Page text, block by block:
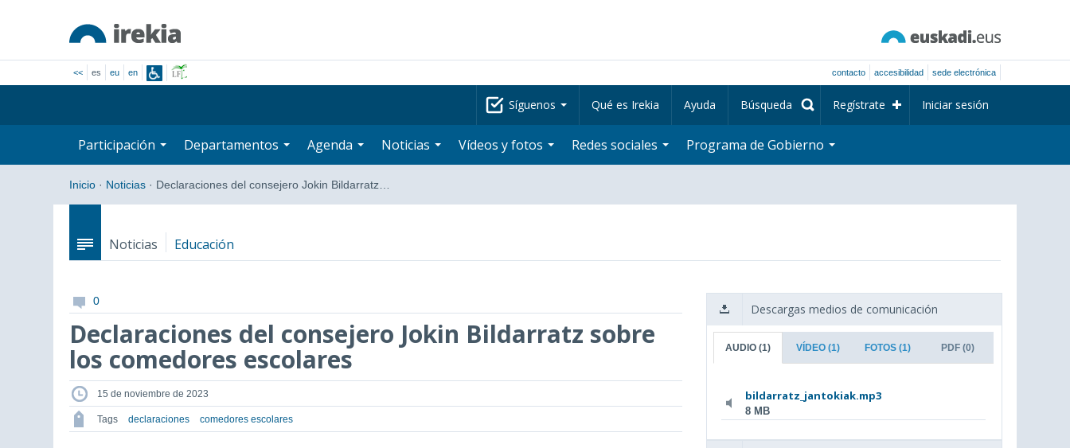
<< es eu en contacto accesibilidad sede electrónica
Síguenos Qué es Irekia Ayuda Búsqueda Regístrate Iniciar sesión
Participación Departamentos Agenda Noticias Vídeos y fotos Redes sociales Programa de Gobierno
Inicio · Noticias · Declaraciones del consejero Jokin Bildarratz…
Noticias Educación
0
Declaraciones del consejero Jokin Bildarratz sobre
los comedores escolares
15 de noviembre de 2023
Tags declaraciones comedores escolares
Descargas medios de comunicación
AUDIO(1) VÍDEO(1) FOTOS (1) PDF (0)
bildarratz_jantokiak.mp3
8 MB